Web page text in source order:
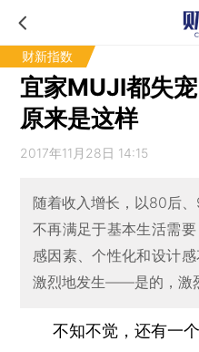
财新指数
宜家MUJI都失
原来是这样
2017年11月28日 14:15
随着收入增长，以80后
不再满足于基本生活需
感因素、个性化和设计
激烈地发生——是的，激
不知不觉，还有一个